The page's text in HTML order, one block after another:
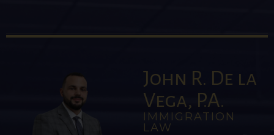
John R. De la
Vega, P.A.
IMMIGRATION
LAW